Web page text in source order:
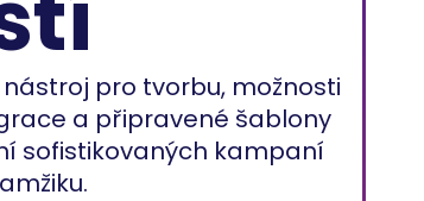
pro tvorbu, možnosti
a připravené šablony
sofistikovaných kampaní